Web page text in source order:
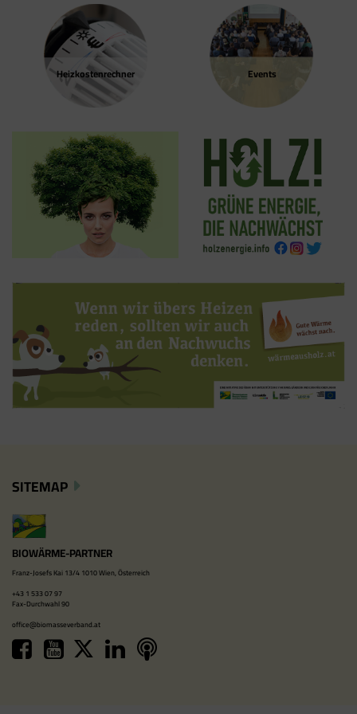
Heizkosten­rechner Events
SITEMAP
BIOWÄRME-PARTNER
Franz-Josefs Kai 13/4 1010 Wien, Österreich
+43 1 533 07 97
Fax-Durchwahl 90
office@biomasseverband.at
besuchen.
Google Tag Manager
Der Google Tag Manager setzt keine Cookies
(im leeren Zustand). Der Tag Manager ist nur
ein "Container", über den Sie u.a. verschiedene
Tracking- und Remarketing-Codes gebündelt
einbauen können. Wenn Sie beispielsweise
Google Analytics über den Tag Manager
einbinden, werden Cookies gesetzt. Diese
Cookies stammen aber von Google Analytics
und nicht vom Tag Manager selbst.